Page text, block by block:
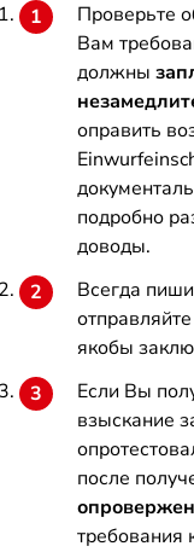
Проверьте
Вам
должны
оправить
подробно
доводы.
Всегда
отправляйте
якобы
Если Вы
взыскание
после
требования